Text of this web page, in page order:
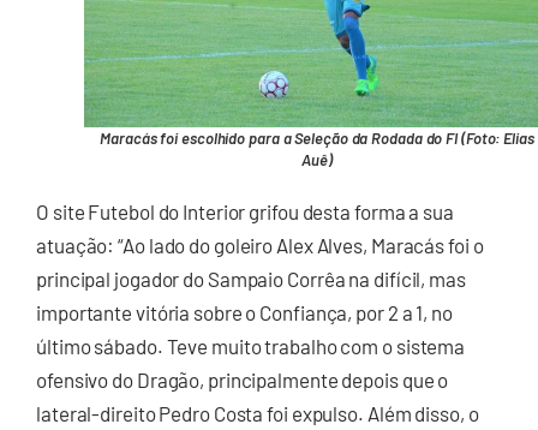
Maracás foi escolhido para a Seleção da Rodada do FI (Foto: Elias
Auê)
O site Futebol do Interior grifou desta forma a sua
atuação: “Ao lado do goleiro Alex Alves, Maracás foi o
principal jogador do Sampaio Corrêa na difícil, mas
importante vitória sobre o Confiança, por 2 a 1, no
último sábado. Teve muito trabalho com o sistema
ofensivo do Dragão, principalmente depois que o
lateral-direito Pedro Costa foi expulso. Além disso, o